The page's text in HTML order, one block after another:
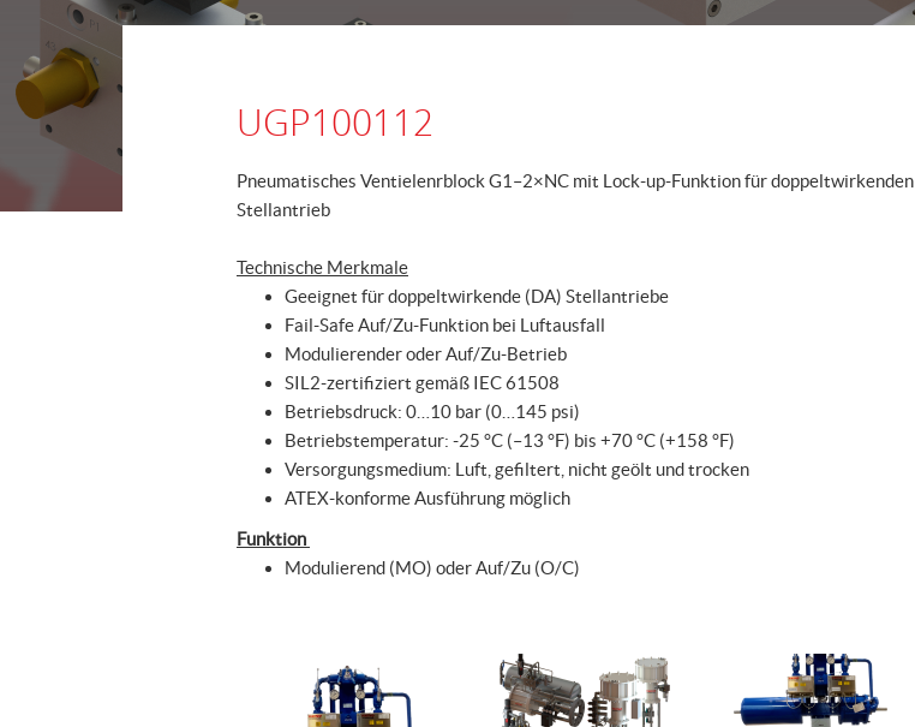
UGP100112
Pneumatisches Ventielenrblock G1–2×NC mit Lock-up-Funktion für doppeltwirkenden
Stellantrieb
Technische Merkmale
Geeignet für doppeltwirkende (DA) Stellantriebe
Fail-Safe Auf/Zu-Funktion bei Luftausfall
Modulierender oder Auf/Zu-Betrieb
SIL2-zertifiziert gemäß IEC 61508
Betriebsdruck: 0…10 bar (0…145 psi)
Betriebstemperatur: -25 °C (–13 °F) bis +70 °C (+158 °F)
Versorgungsmedium: Luft, gefiltert, nicht geölt und trocken
ATEX-konforme Ausführung möglich
Funktion
Modulierend (MO) oder Auf/Zu (O/C)